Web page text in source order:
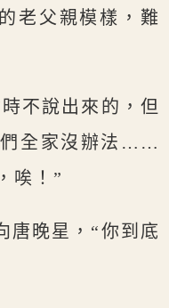
老父親模樣，難
不說出來的，但
們全家沒辦法……
唉！”
唐晚星，“你到底